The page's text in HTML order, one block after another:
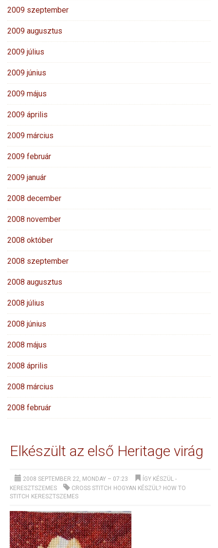
2009 szeptember
2009 augusztus
2009 július
2009 június
2009 május
2009 április
2009 március
2009 február
2009 január
2008 december
2008 november
2008 október
2008 szeptember
2008 augusztus
2008 július
2008 június
2008 május
2008 április
2008 március
2008 február
Elkészült az első Heritage virág
2008 SEPTEMBER 22, MONDAY – 07:23 ÍGY KÉSZÜL -
KERESZTSZEMES
CROSS STITCH HOGYAN KÉSZÜL? HOW TO
STITCH KERESZTSZEMES